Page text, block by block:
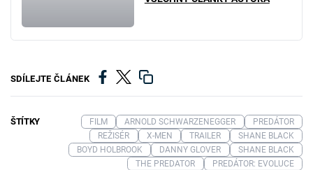
SDÍLEJTE ČLÁNEK
ŠTÍTKY FILM ARNOLD SCHWARZENEGGER
PREDÁTOR
REŽISÉR
X-MEN TRAILER
SHANE BLACK
BOYD HOLBROOK
DANNY GLOVER
SHANE BLACK
THE PREDATOR
PREDÁTOR: EVOLUCE